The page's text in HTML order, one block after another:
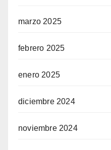
marzo 2025
febrero 2025
enero 2025
diciembre 2024
noviembre 2024